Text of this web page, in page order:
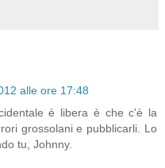
alle ore 17:48
è libera è che c'è la
grossolani e pubblicarli. Lo
tu, Johnny.